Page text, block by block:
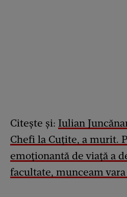
Citește și: Iulian
Chefi la Cuțite, a murit.
emoționantă de viață a
facultate, munceam